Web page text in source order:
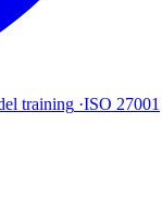
training ·ISO 27001